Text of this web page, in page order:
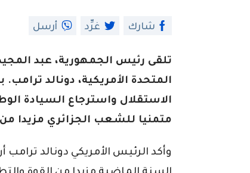
شارك غرِّد أرسل
تلقى رئيس الجمهورية، عبد
المتحدة الأمريكية، دونالد
الاستقلال واسترجاع السيادة
متمنيا للشعب الجزائري مزيدا من
وأكد الرئيس الأمريكي دونالد